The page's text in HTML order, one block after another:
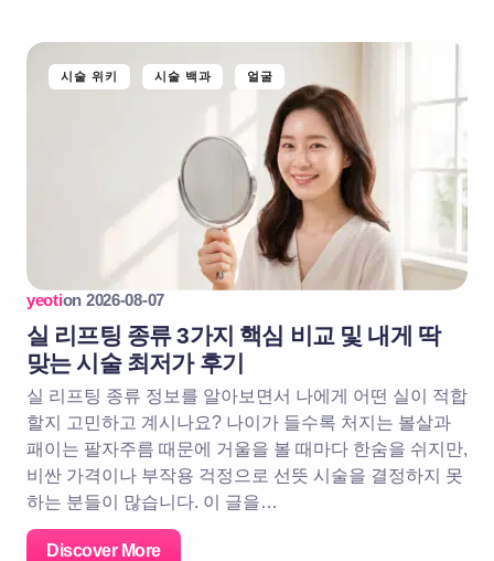
시술 위키 시술 백과 얼굴
yeotion 2026-08-07
실 리프팅 종류 3가지 핵심 비교 및 내게 딱
맞는 시술 최저가 후기
실 리프팅 종류 정보를 알아보면서 나에게 어떤 실이 적합
할지 고민하고 계시나요? 나이가 들수록 처지는 볼살과
패이는 팔자주름 때문에 거울을 볼 때마다 한숨을 쉬지만,
비싼 가격이나 부작용 걱정으로 선뜻 시술을 결정하지 못
하는 분들이 많습니다. 이 글을…
Discover More